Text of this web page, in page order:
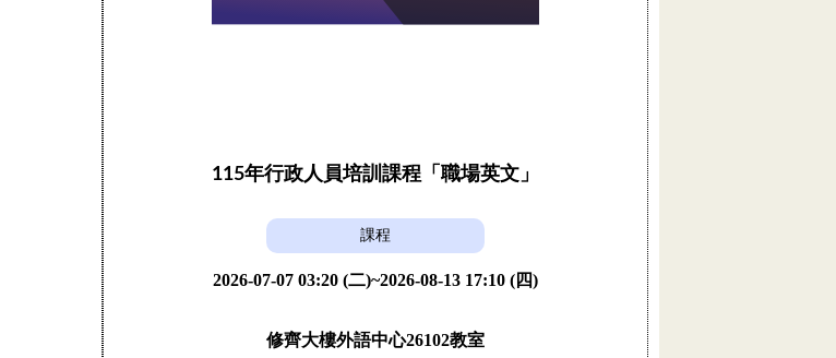
115年行政人員培訓課程「職場英文」
課程
2026-07-07 03:20 (二)~2026-08-13 17:10 (四)
修齊大樓外語中心26102教室